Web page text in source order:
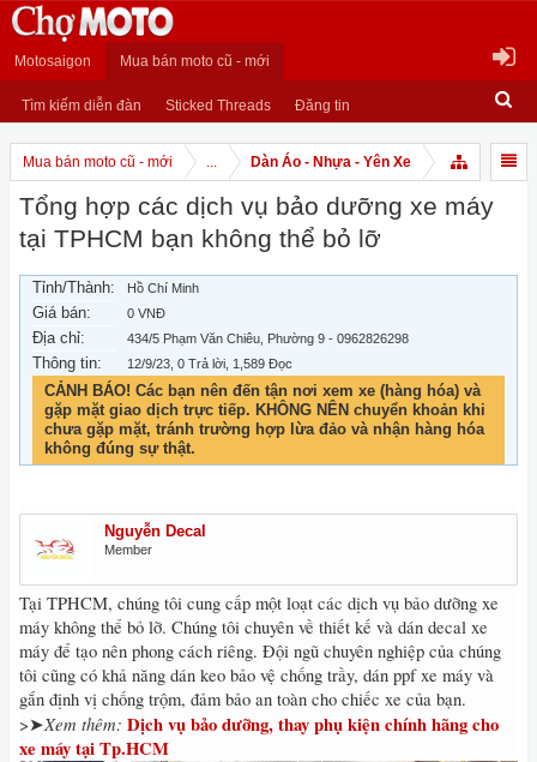
Motosaigon Mua bán moto cũ - mới
Tìm kiếm diễn đàn Sticked Threads Đăng tin
Mua bán moto cũ - mới ... Dàn Áo - Nhựa - Yên Xe
Tổng hợp các dịch vụ bảo dưỡng xe máy
tại TPHCM bạn không thể bỏ lỡ
Tỉnh/Thành: Hồ Chí Minh
Giá bán: 0 VNĐ
Địa chỉ: 434/5 Phạm Văn Chiêu, Phường 9 - 0962826298
Thông tin: 12/9/23 , 0 Trả lời, 1,589 Đọc
CẢNH BÁO! Các bạn nên đến tận nơi xem xe (hàng hóa) và
gặp mặt giao dịch trực tiếp. KHÔNG NÊN chuyển khoản khi
chưa gặp mặt, tránh trường hợp lừa đảo và nhận hàng hóa
không đúng sự thật.
Nguyễn Decal
Member
Tại TPHCM, chúng tôi cung cấp một loạt các dịch vụ bảo dưỡng xe
máy không thể bỏ lỡ. Chúng tôi chuyên về thiết kế và dán decal xe
máy để tạo nên phong cách riêng. Đội ngũ chuyên nghiệp của chúng
tôi cũng có khả năng dán keo bảo vệ chống trầy, dán ppf xe máy và
gắn định vị chống trộm, đảm bảo an toàn cho chiếc xe của bạn.
>➤Xem thêm: Dịch vụ bảo dưỡng, thay phụ kiện chính hãng cho
xe máy tại Tp.HCM